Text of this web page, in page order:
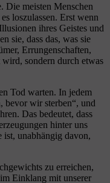
Die meisten Menschen
loszulassen. Erst wenn
ihres Geistes und
sie, dass das, was sie
Errungenschaften,
sondern durch etwas
Tod warten. In jedem
bevor wir sterben“, und
Das bedeutet, dass
hinter uns
ist, unabhängig davon,
zu erreichen,
Einklang mit unserer